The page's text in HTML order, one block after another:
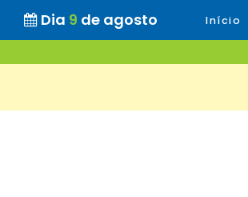
Dia 9 de agosto Início